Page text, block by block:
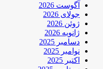
آگوست 2026
جولای 2026
ژوئن 2026
ژانویه 2026
دسامبر 2025
نوامبر 2025
اکتبر 2025